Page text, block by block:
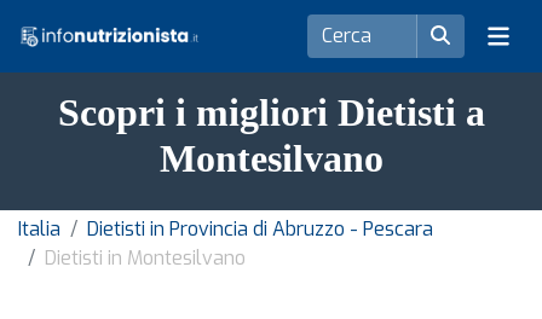
Scopri i migliori Dietisti a
Montesilvano
Italia
Dietisti in Provincia di Abruzzo - Pescara
Dietisti in Montesilvano